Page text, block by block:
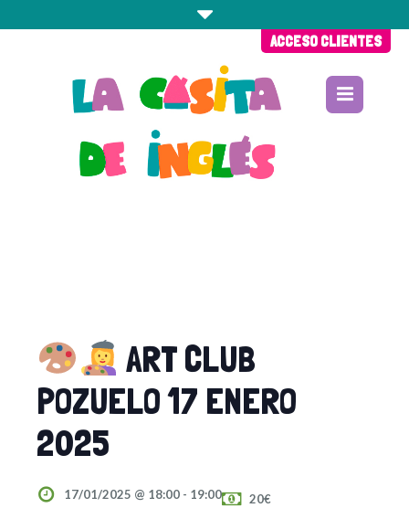
ACCESO CLIENTES
ART CLUB
POZUELO 17 ENERO
2025
17/01/2025 @ 18:00 - 19:00 20€